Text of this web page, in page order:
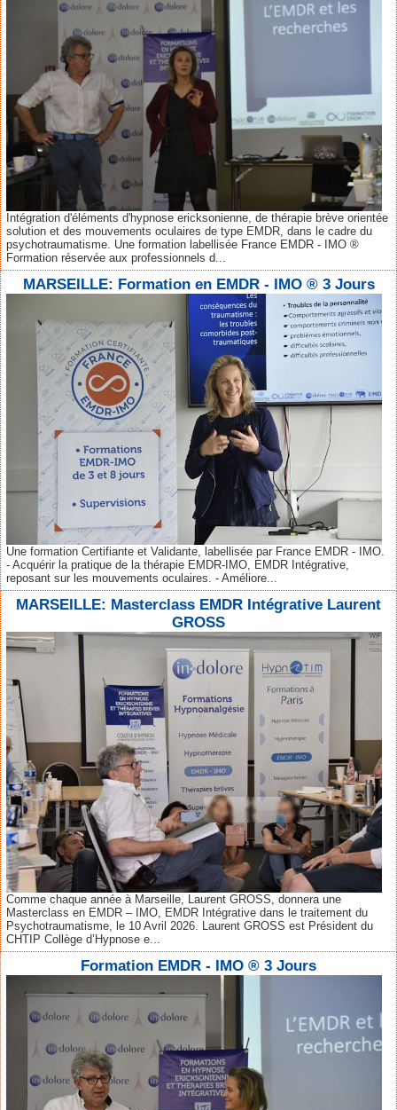
Intégration d'éléments d'hypnose ericksonienne, de thérapie brève orientée
solution et des mouvements oculaires de type EMDR, dans le cadre du
psychotraumatisme. Une formation labellisée France EMDR - IMO ®
Formation réservée aux professionnels d...
MARSEILLE: Formation en EMDR - IMO ® 3 Jours
Une formation Certifiante et Validante, labellisée par France EMDR - IMO.
- Acquérir la pratique de la thérapie EMDR-IMO, EMDR Intégrative,
reposant sur les mouvements oculaires. - Améliore...
MARSEILLE: Masterclass EMDR Intégrative Laurent
GROSS
Comme chaque année à Marseille, Laurent GROSS, donnera une
Masterclass en EMDR – IMO, EMDR Intégrative dans le traitement du
Psychotraumatisme, le 10 Avril 2026. Laurent GROSS est Président du
CHTIP Collège d’Hypnose e...
Formation EMDR - IMO ® 3 Jours